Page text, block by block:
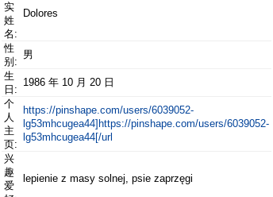
实
姓
名:
Dolores
性
别:
男
生
日:
1986 年 10 月 20 日
个
人
主
页:
https://pinshape.com/users/6039052-
lg53mhcugea44]https://pinshape.com/users/6039052-
lg53mhcugea44[/url
兴
趣
爱
lepienie z masy solnej, psie zaprzęgi